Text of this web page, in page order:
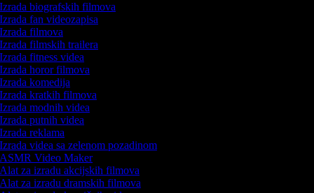
biografskih filmova
fan videozapisa
filmova
filmskih trailera
fitness videa
horor filmova
komedija
kratkih filmova
modnih videa
putnih videa
reklama
videa sa zelenom pozadinom
Video Maker
za izradu akcijskih filmova
za izradu dramskih filmova